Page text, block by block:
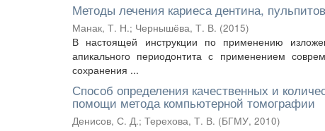
Методы лечения кариеса дентина,
Манак, Т. Н.; Чернышёва, Т. В. (2015)
В настоящей инструкции по применению
апикального периодонтита с применением
сохранения ...
Способ определения качественных и
помощи метода компьютерной томографии
Денисов, С. Д.; Терехова, Т. В. (БГМУ, 2010)